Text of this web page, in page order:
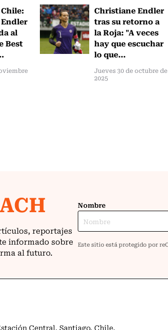
al
Best
Christiane Endler
tras su retorno a
la Roja: "A veces
hay que escuchar
lo que...
Jueves 30 de octubre de
2025
Central. Santiago. Chile.